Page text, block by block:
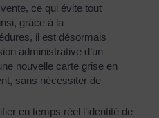
ce qui évite tout
grâce à la
il est désormais
administrative d’un
nouvelle carte grise en
sans nécessiter de
en temps réel l’identité de